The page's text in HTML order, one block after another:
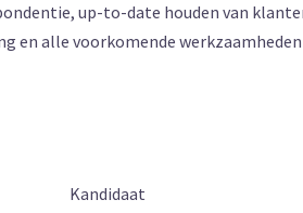
up-to-date houden van
en alle voorkomende
Kandidaat